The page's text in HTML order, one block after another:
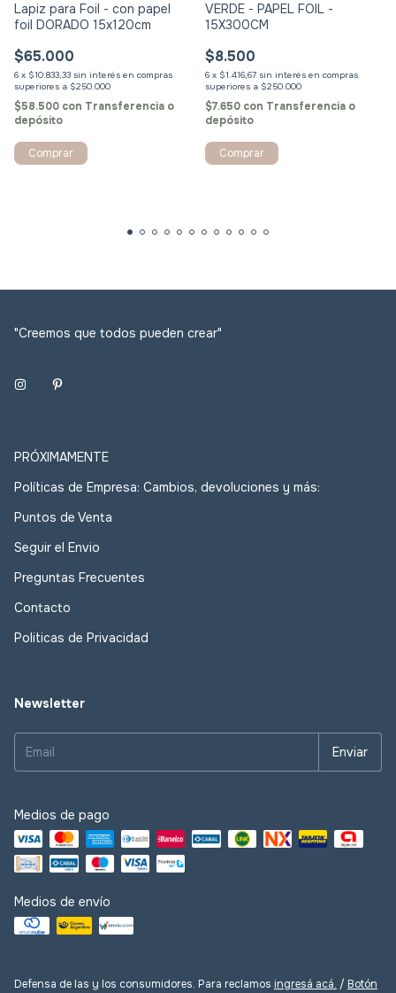
Lapiz para Foil - con papel
foil DORADO 15x120cm
$65.000
6 x $10.833,33 sin interés
$58.500 con Transferencia o
depósito
VERDE - PAPEL FOIL -
15X300CM
$8.500
6 x $1.416,67 sin interés
$7.650 con Transferencia o
depósito
"Creemos que todos pueden crear"
PRÓXIMAMENTE
Políticas de Empresa: Cambios, devoluciones y más:
Puntos de Venta
Seguir el Envio
Preguntas Frecuentes
Contacto
Politicas de Privacidad
Newsletter
Medios de pago
Medios de envío
Defensa de las y los consumidores. Para reclamos ingresá acá. / Botón